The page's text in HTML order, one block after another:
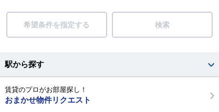
希望条件を指定する 検索
駅から探す
賃貸のプロがお部屋探し！
おまかせ物件リクエスト